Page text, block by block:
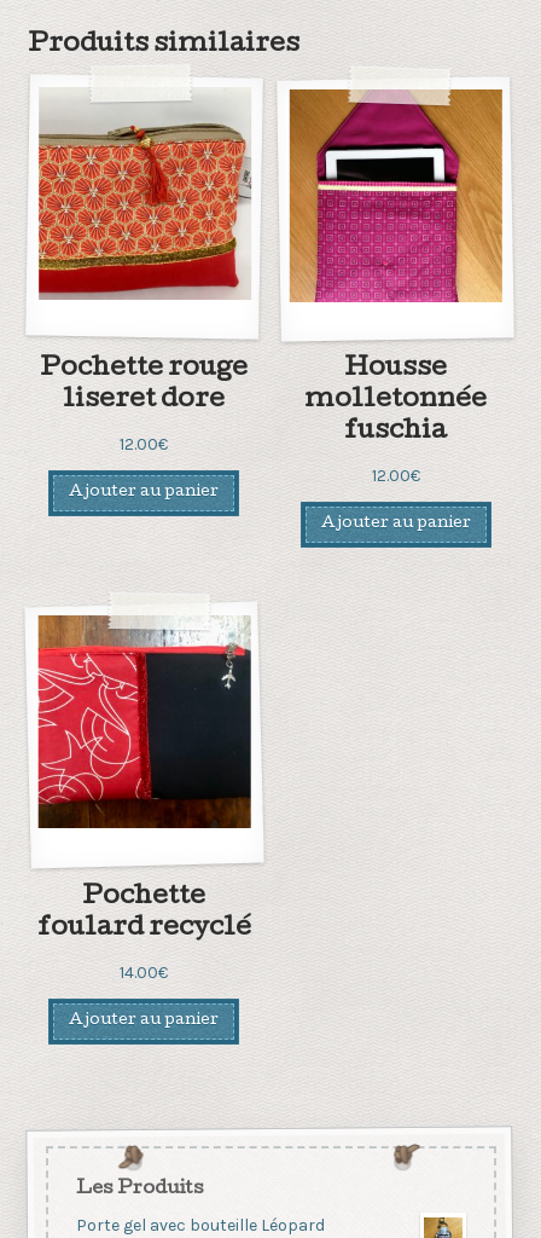
Produits similaires
Pochette rouge
liseret dore
12.00€
Ajouter au panier
Housse
molletonnée
fuschia
12.00€
Ajouter au panier
Pochette
foulard recyclé
14.00€
Ajouter au panier
Les Produits
Porte gel avec bouteille Léopard